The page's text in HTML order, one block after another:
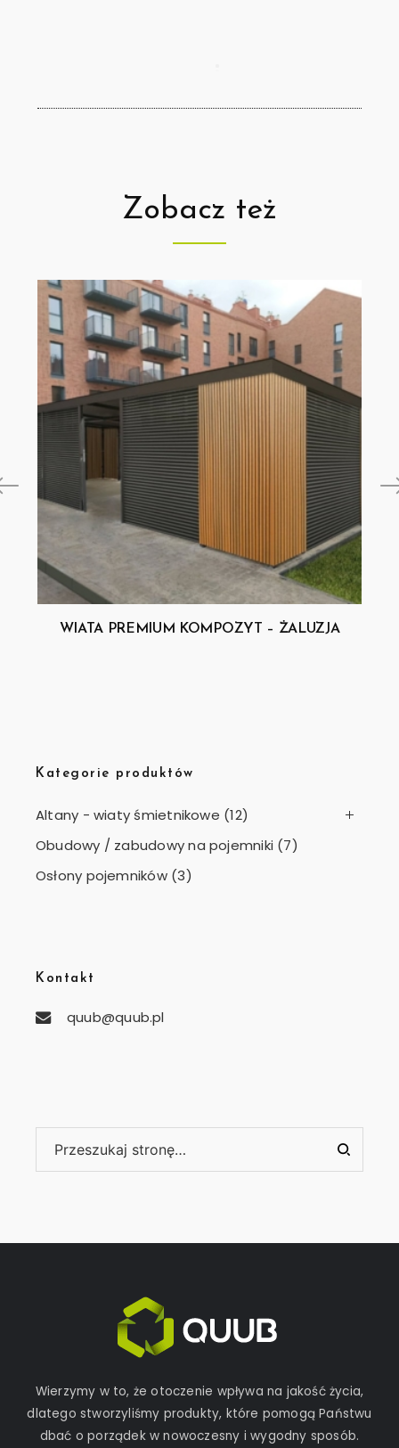
Zobacz też
WIATA PREMIUM KOMPOZYT – ŻALUZJA
Kategorie produktów
Altany - wiaty śmietnikowe (12)
Obudowy / zabudowy na pojemniki (7)
Osłony pojemników (3)
Kontakt
quub@quub.pl
Wierzymy w to, że otoczenie wpływa na jakość życia,
dlatego stworzyliśmy produkty, które pomogą Państwu
dbać o porządek w nowoczesny i wygodny sposób.